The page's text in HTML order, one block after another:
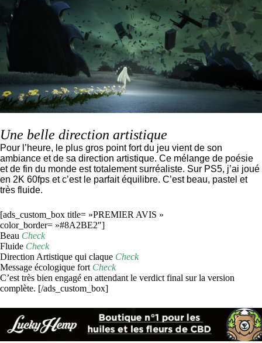
Une belle direction artistique
Pour l’heure, le plus gros point fort du jeu vient de son
ambiance et de sa direction artistique. Ce mélange de poésie
et de fin du monde est totalement surréaliste. Sur PS5, j’ai joué
en 2K 60fps et c’est le parfait équilibre. C’est beau, pastel et
très fluide.
[ads_custom_box title= »PREMIER AVIS »
color_border= »#8A2BE2″]
Beau Check
Fluide Check
Direction Artistique qui claque Check
Message écologique fort Check
C’est très bien engagé en attendant le verdict final sur la version
complète. [/ads_custom_box]